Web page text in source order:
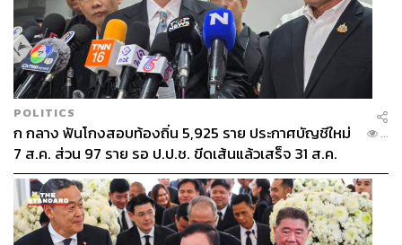
POLITICS
ก กลาง ฟันโกงสอบท้องถิ่น 5,925 ราย ประกาศบัญชีใหม่
7 ส.ค. ส่วน 97 ราย รอ ป.ป.ช. ขีดเส้นแล้วเสร็จ 31 ส.ค.
...